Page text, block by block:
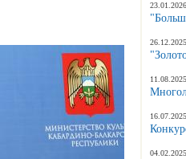
23.01.2026
26.12.2025
11.08.2025
16.07.2025
04.02.2025